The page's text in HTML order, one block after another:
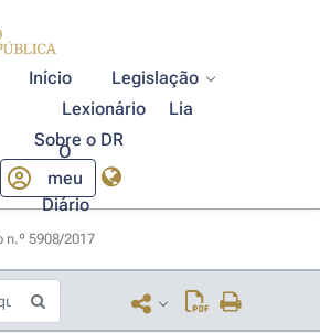
Início
Legislação
Lexionário
Lia
Sobre o DR
O
meu
Diário
n.º 5908/2017